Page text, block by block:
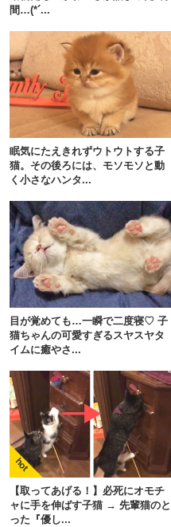
間…(*´...
眠気にたえきれずウトウトする子
猫。その後ろには、モソモソと動
く小さなハンタ...
目が覚めても…一瞬で二度寝♡ 子
猫ちゃんの可愛すぎるスヤスヤタ
イムに癒やさ...
【取ってあげる！】必死にオモチ
ャに手を伸ばす子猫 → 先輩猫のと
った『優し...